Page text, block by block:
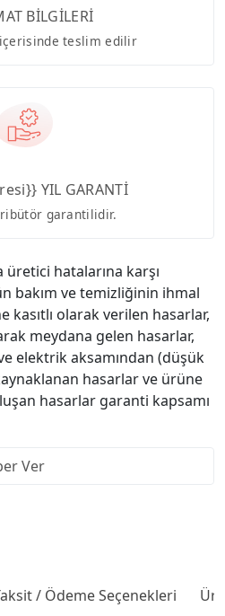
BİLGİLERİ
teslim edilir
YIL GARANTİ
garantilidir.
üretici hatalarına karşı
bakım ve temizliğinin ihmal
kasıtlı olarak verilen hasarlar,
meydana gelen hasarlar,
elektrik aksamından (düşük
hasarlar ve ürüne
hasarlar garanti kapsamı
Ver
/ Ödeme Seçenekleri